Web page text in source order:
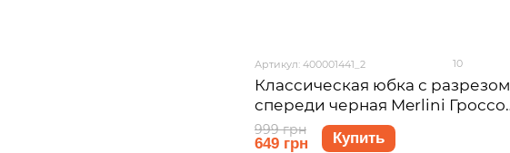
Артикул: 400001441_2 10
Классическая юбка с разрезом
спереди черная Merlini Гроссо
400001441 размер L-XL
999 грн
649 грн Купить